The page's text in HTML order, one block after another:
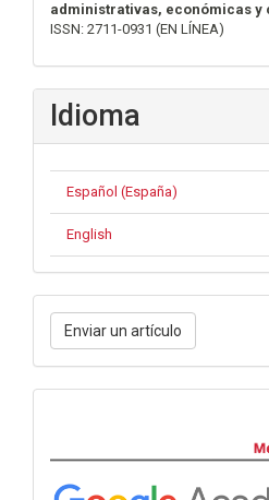
administrativas, económicas y
ISSN: 2711-0931 (EN LÍNEA)
Idioma
Español (España)
English
Enviar
un
artículo
Enviar un artículo